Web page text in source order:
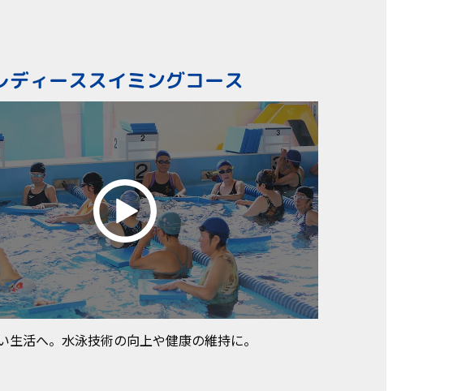
ディーススイミングコース
生活へ。水泳技術の向上や健康の維持に。